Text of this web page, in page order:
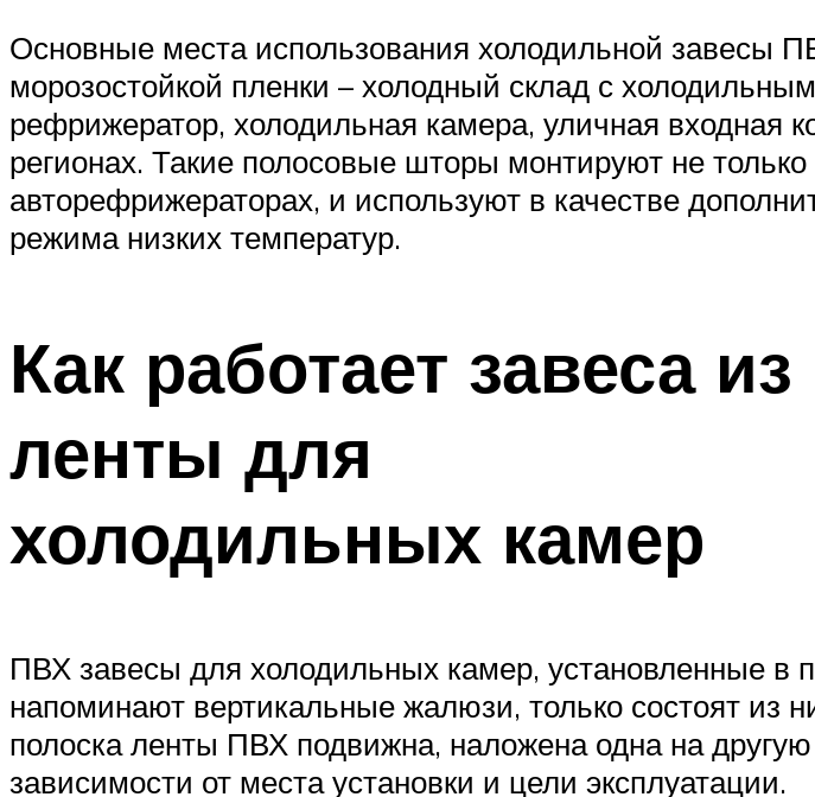
Основные места использования холодильной завесы
морозостойкой пленки – холодный склад с
рефрижератор, холодильная камера, уличная входная
регионах. Такие полосовые шторы монтируют не
авторефрижераторах, и используют в качестве
режима низких температур.
Как работает завеса
ленты для
холодильных камер
ПВХ завесы для холодильных камер, установленные в
напоминают вертикальные жалюзи, только состоят из
полоска ленты ПВХ подвижна, наложена одна на
зависимости от места установки и цели эксплуатации.